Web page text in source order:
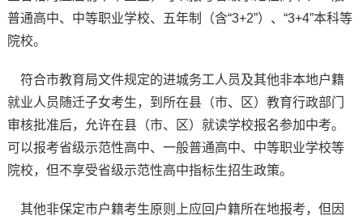
普通高中、中等职业学校、五年制（含“3+2”）、“3+4”本科等
院校。
符合市教育局文件规定的进城务工人员及其他非本地户籍
就业人员随迁子女考生，到所在县（市、区）教育行政部门
审核批准后，允许在县（市、区）就读学校报名参加中考。
可以报考省级示范性高中、一般普通高中、中等职业学校等
院校，但不享受省级示范性高中指标生招生政策。
其他非保定市户籍考生原则上应回户籍所在地报考，但因